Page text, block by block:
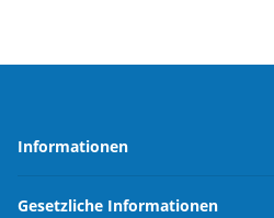
Informationen
Gesetzliche Informationen